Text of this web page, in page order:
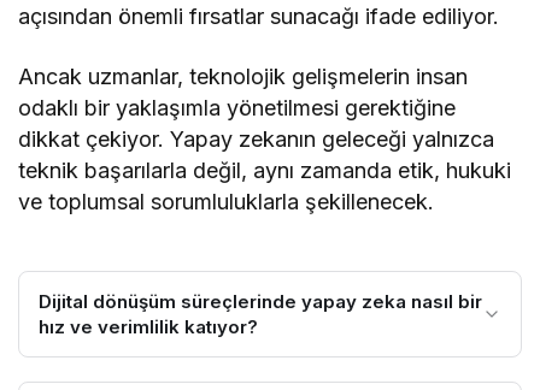
açısından önemli fırsatlar sunacağı ifade ediliyor.
Ancak uzmanlar, teknolojik gelişmelerin insan
odaklı bir yaklaşımla yönetilmesi gerektiğine
dikkat çekiyor. Yapay zekanın geleceği yalnızca
teknik başarılarla değil, aynı zamanda etik, hukuki
ve toplumsal sorumluluklarla şekillenecek.
Dijital dönüşüm süreçlerinde yapay zeka nasıl bir
hız ve verimlilik katıyor?